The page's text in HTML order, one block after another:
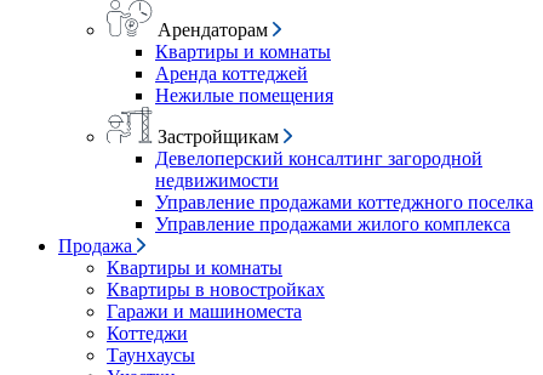
Арендаторам
Квартиры и комнаты
Аренда коттеджей
Нежилые помещения
Застройщикам
Девелоперский консалтинг загородной
недвижимости
Управление продажами коттеджного поселка
Управление продажами жилого комплекса
Продажа
Квартиры и комнаты
Квартиры в новостройках
Гаражи и машиноместа
Коттеджи
Таунхаусы